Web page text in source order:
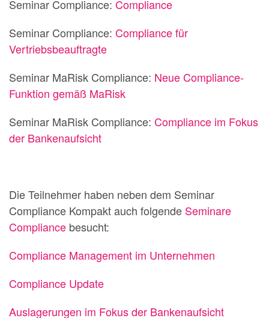
Seminar Compliance: Compliance
Seminar Compliance: Compliance für
Vertriebsbeauftragte
Seminar MaRisk Compliance: Neue Compliance-
Funktion gemäß MaRisk
Seminar MaRisk Compliance: Compliance im Fokus
der Bankenaufsicht
Die Teilnehmer haben neben dem Seminar
Compliance Kompakt auch folgende Seminare
Compliance besucht:
Compliance Management im Unternehmen
Compliance Update
Auslagerungen im Fokus der Bankenaufsicht